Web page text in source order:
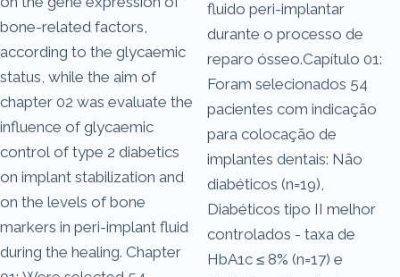
bone-related factors,
according to the glycaemic
status, while the aim of
chapter 02 was evaluate the
influence of glycaemic
control of type 2 diabetics
on implant stabilization and
on the levels of bone
markers in peri-implant fluid
during the healing. Chapter
fluido peri-implantar
durante o processo de
reparo ósseo.Capítulo 01:
Foram selecionados 54
pacientes com indicação
para colocação de
implantes dentais: Não
diabéticos (n=19),
Diabéticos tipo II melhor
controlados - taxa de
HbA1c ≤ 8% (n=17) e